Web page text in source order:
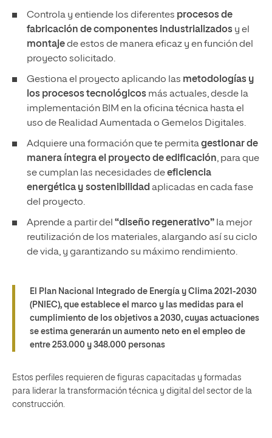
Controla y entiende los diferentes procesos de
fabricación de componentes industrializados y el
montajede estos de manera eficaz y en función del
proyecto solicitado.
Gestiona el proyecto aplicando las metodologías y
los procesos tecnológicos más actuales, desde la
implementación BIM en la oficina técnica hasta el
uso de Realidad Aumentada o Gemelos Digitales.
Adquiere una formación que te permitagestionar de
manera íntegra el proyecto de edificación, para que
se cumplan las necesidades deeficiencia
energética y sostenibilidad aplicadas en cada fase
del proyecto.
Aprende a partir del “diseño regenerativo” la mejor
reutilización de los materiales, alargando así su ciclo
de vida, y garantizando su máximo rendimiento.
El Plan Nacional Integrado de Energía y Clima 2021-2030
(PNIEC), que establece el marco y las medidas para el
cumplimiento de los objetivos a 2030, cuyas actuaciones
se estima generarán un aumento neto en el empleo de
entre 253.000 y 348.000 personas
Estos perfiles requieren de figuras capacitadas y formadas
para liderar la transformación técnica y digital del sector de la
construcción.